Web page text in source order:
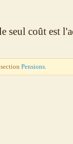
seul coût est
Pensions.